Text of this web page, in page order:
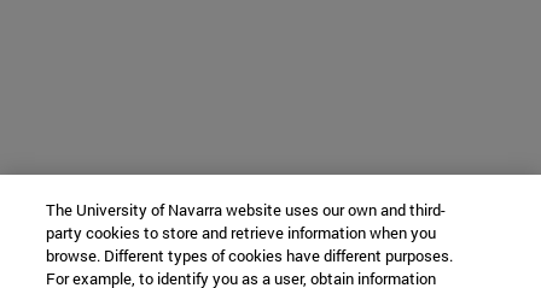
The University of Navarra website uses our own and third-
party cookies to store and retrieve information when you
browse. Different types of cookies have different purposes.
For example, to identify you as a user, obtain information